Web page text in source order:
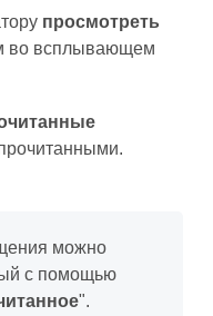
просмотреть
во всплывающем
можно
с помощью
".